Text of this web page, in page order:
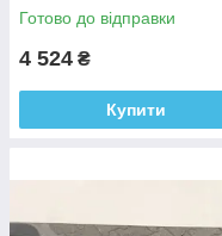
Готово до відправки
4 524 ₴
Купити